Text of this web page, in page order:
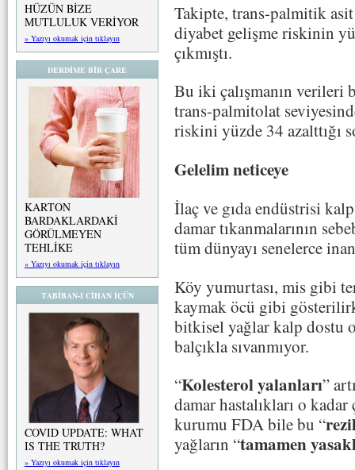
HÜZÜN BİZE
MUTLULUK VERİYOR
» Yazıyı okumak için tıklayın
DERDİME BİR ÇARE
KARTON
BARDAKLARDAKİ
GÖRÜLMEYEN
TEHLİKE
» Yazıyı okumak için tıklayın
TABİBAN-I CİHAN İÇÜN
COVID UPDATE: WHAT
IS THE TRUTH?
» Yazıyı okumak için tıklayın
Takipte, trans-palmitik
diyabet gelişme riskinin
çıkmıştı.
Bu iki çalışmanın verileri
trans-palmitolat
riskini yüzde 34 azalttığı
Gelelim neticeye
İlaç ve gıda endüstrisi
damar tıkanmalarının
tüm dünyayı senelerce
Köy yumurtası, mis gibi
kaymak öcü gibi
bitkisel yağlar kalp dostu
balçıkla sıvanmıyor.
“Kolesterol yalanları”
damar hastalıkları o
kurumu FDA bile bu “
yağların “tamamen